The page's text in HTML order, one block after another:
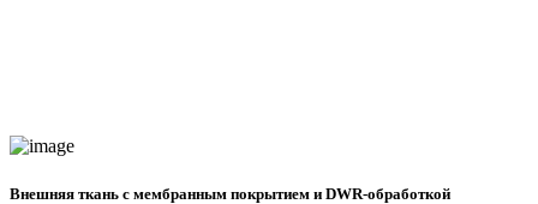
Внешняя ткань с мембранным покрытием и DWR-обработкой